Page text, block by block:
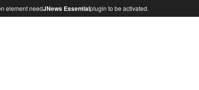
element needJNews Essentialplugin to be activated.